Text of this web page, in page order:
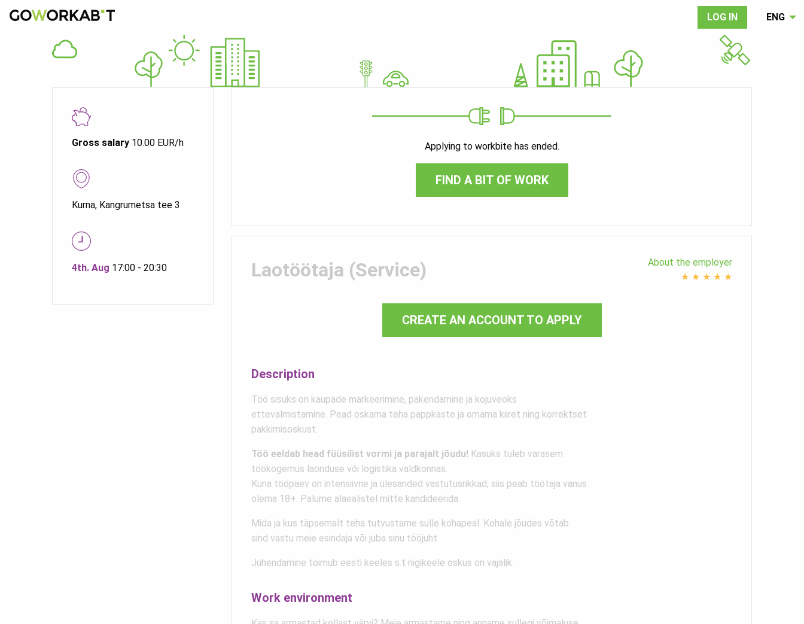
LOG IN ENG
Gross salary 10.00 EUR/h
Kurna, Kangrumetsa tee 3
4th. Aug 17:00 - 20:30
Applying to workbite has ended.
FIND A BIT OF WORK
Laotöötaja (Service)
About the employer
★ ★ ★ ★ ★
CREATE AN ACCOUNT TO APPLY
Description
Töö sisuks on kaupade markeerimine, pakendamine ja kojuveoks
ettevalmistamine. Pead oskama teha pappkaste ja omama kiiret ning korrektset
pakkimisoskust.
Töö eeldab head füüsilist vormi ja parajalt jõudu! Kasuks tuleb varasem
töökogemus laonduse või logistika valdkonnas.
Kuna tööpäev on intensiivne ja ülesanded vastutusrikkad, siis peab töötaja vanus
olema 18+. Palume alaealistel mitte kandideerida.
Mida ja kus täpsemalt teha tutvustame sulle kohapeal. Kohale jõudes võtab
sind vastu meie esindaja või juba sinu tööjuht.
Juhendamine toimub eesti keeles s.t riigikeele oskus on vajalik.
Work environment